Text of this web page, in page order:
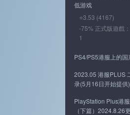
低游戏
⭐3.53 (4167)
-75% 正式版遊戲
1
PS4/PS5港服上的
2023.05 港服PLUS
录(5月16日开始提供)
PlayStation Plus港
（下篇）2024.8.26